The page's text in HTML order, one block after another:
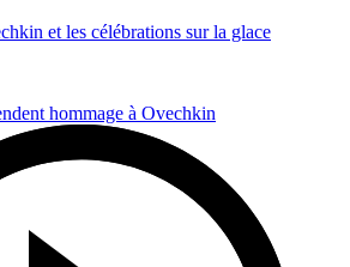
et les célébrations sur la glace